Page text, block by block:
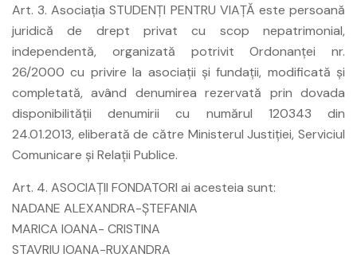
Art. 3. Asociaţia STUDENŢI PENTRU VIAŢĂ este persoană
juridică de drept privat cu scop nepatrimonial,
independentă, organizată potrivit Ordonanţei nr.
26/2000 cu privire la asociaţii şi fundaţii, modificată şi
completată, având denumirea rezervată prin dovada
disponibilităţii denumirii cu numărul 120343 din
24.01.2013, eliberată de către Ministerul Justiţiei, Serviciul
Comunicare şi Relaţii Publice.
Art. 4. ASOCIAŢII FONDATORI ai acesteia sunt:
NADANE ALEXANDRA-ŞTEFANIA
MARICA IOANA- CRISTINA
STAVRIU IOANA-RUXANDRA